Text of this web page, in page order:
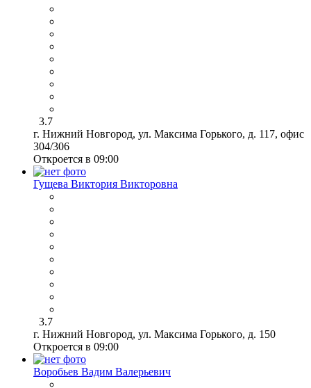
3.7
г. Нижний Новгород, ул. Максима Горького, д. 117, офис
304/306
Откроется в 09:00
Гущева Виктория Викторовна
3.7
г. Нижний Новгород, ул. Максима Горького, д. 150
Откроется в 09:00
Воробьев Вадим Валерьевич